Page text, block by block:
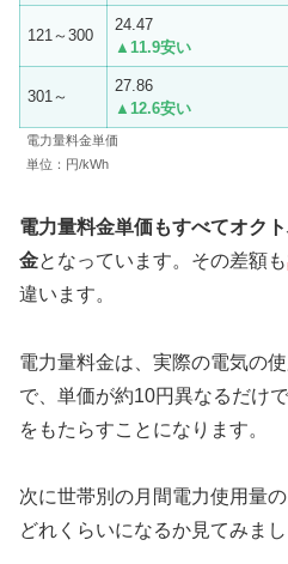
121～300
24.47
▲11.9安い
301～
27.86
▲12.6安い
電力量料金単価
単位：円/kWh
電力量料金単価もすべてオク
金となっています。その差額も
違います。
電力量料金は、実際の電気の
で、単価が約10円異なるだけ
をもたらすことになります。
次に世帯別の月間電力使用量
どれくらいになるか見てみまし